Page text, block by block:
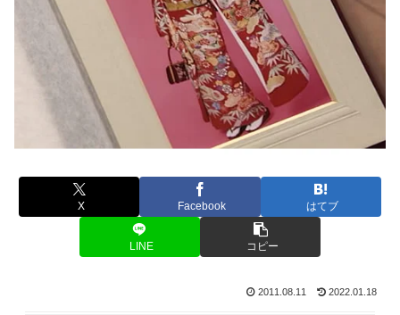
X Facebook はてブ
LINE コピー
2011.08.11 2022.01.18